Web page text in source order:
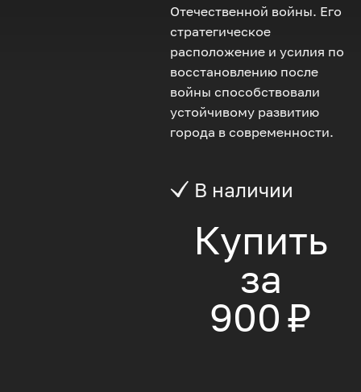
Отечественной войны. Его
стратегическое
расположение и усилия по
восстановлению после
войны способствовали
устойчивому развитию
города в современности.
В наличии
Купить
за
900 ₽